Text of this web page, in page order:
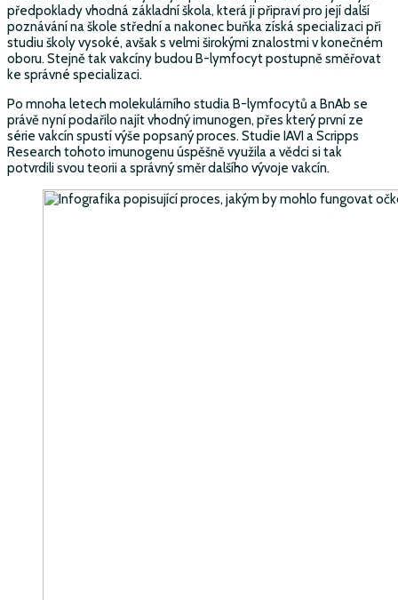
předpoklady vhodná základní škola, která ji připraví pro její další
poznávání na škole střední a nakonec buňka získá specializaci při
studiu školy vysoké, avšak s velmi širokými znalostmi v konečném
oboru. Stejně tak vakcíny budou B-lymfocyt postupně směřovat
ke správné specializaci.
Po mnoha letech molekulárního studia B-lymfocytů a BnAb se
právě nyní podařilo najít vhodný imunogen, přes který první ze
série vakcín spustí výše popsaný proces. Studie IAVI a Scripps
Research tohoto imunogenu úspěšně využila a vědci si tak
potvrdili svou teorii a správný směr dalšího vývoje vakcín.